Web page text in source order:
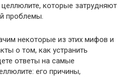
которые затрудняют
проблемы.
некоторые из этих мифов и
о том, как устранить
ответы на самые
его причины,